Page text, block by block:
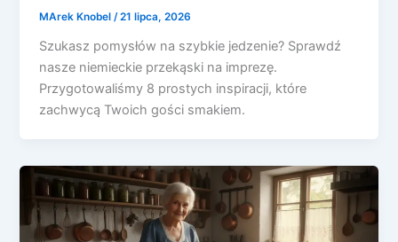
MArek Knobel /21 lipca, 2026
Szukasz pomysłów na szybkie jedzenie? Sprawdź
nasze niemieckie przekąski na imprezę.
Przygotowaliśmy 8 prostych inspiracji, które
zachwycą Twoich gości smakiem.